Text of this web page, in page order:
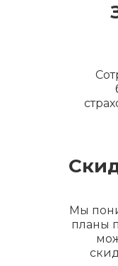
Мы
планы